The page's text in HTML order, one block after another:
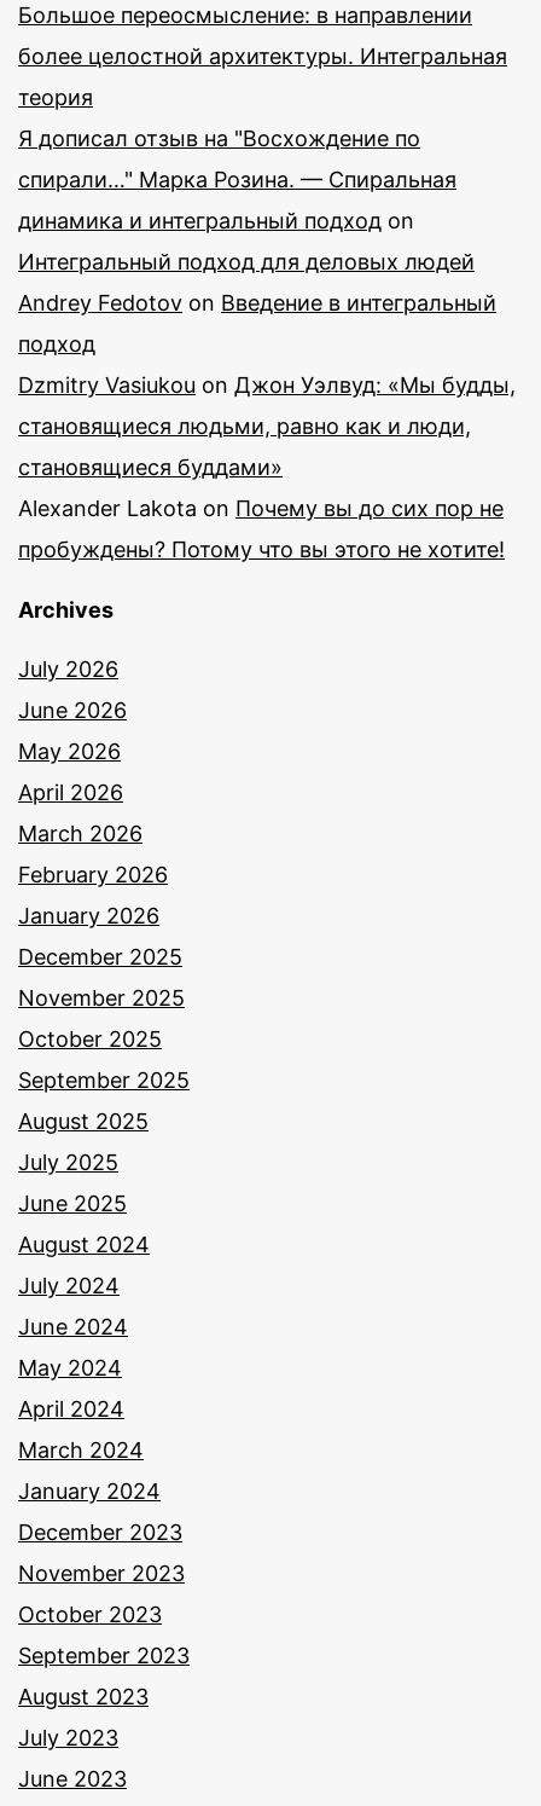
Большое переосмысление: в направлении
более целостной архитектуры. Интегральная
теория
Я дописал отзыв на "Восхождение по
спирали…" Марка Розина. — Спиральная
динамика и интегральный подход on
Интегральный подход для деловых людей
Andrey Fedotov on Введение в интегральный
подход
Dzmitry Vasiukou on Джон Уэлвуд: «Мы будды,
становящиеся людьми, равно как и люди,
становящиеся буддами»
Alexander Lakota on Почему вы до сих пор не
пробуждены? Потому что вы этого не хотите!
Archives
July 2026
June 2026
May 2026
April 2026
March 2026
February 2026
January 2026
December 2025
November 2025
October 2025
September 2025
August 2025
July 2025
June 2025
August 2024
July 2024
June 2024
May 2024
April 2024
March 2024
January 2024
December 2023
November 2023
October 2023
September 2023
August 2023
July 2023
June 2023